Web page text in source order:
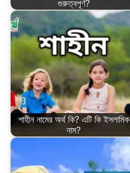
গুরুত্বপূর্ণ?
শাহীন নামের অর্থ কি? এটি কি ইসলামিক
নাম?